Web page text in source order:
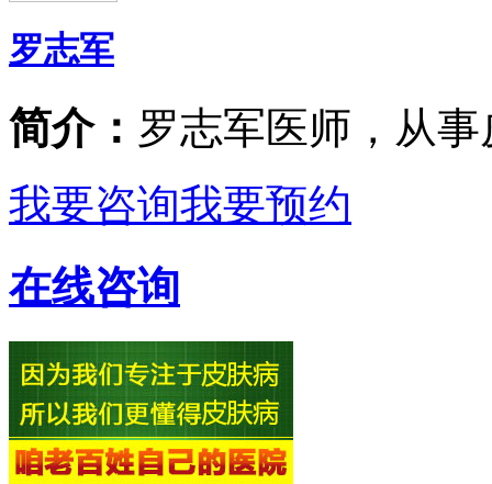
罗志军
简介： 罗志军医师，从事
我要咨询我要预约
在线咨询